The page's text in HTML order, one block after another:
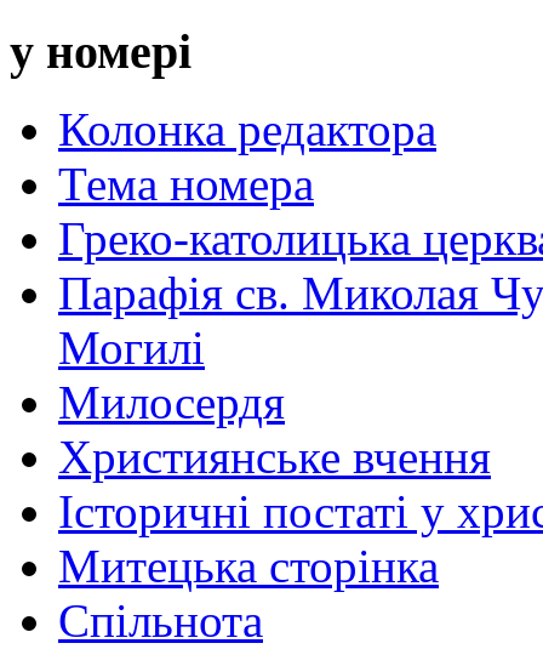
у номері
Колонка редактора
Тема номера
Греко-католицька
Парафія св. Миколая
Могилі
Милосердя
Християнське вчення
Історичні постаті у
Митецька сторінка
Спільнота